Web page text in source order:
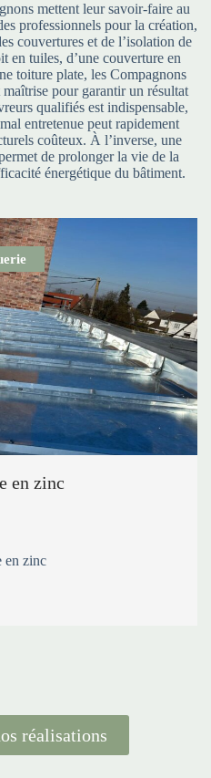
mettent leur savoir-faire au
professionnels pour la création,
couvertures et de l’isolation de
en tuiles, d’une couverture en
toiture plate, les Compagnons
pour garantir un résultat
qualifiés est indispensable,
entretenue peut rapidement
coûteux. À l’inverse, une
de prolonger la vie de la
énergétique du bâtiment.
en zinc
en zinc
réalisations